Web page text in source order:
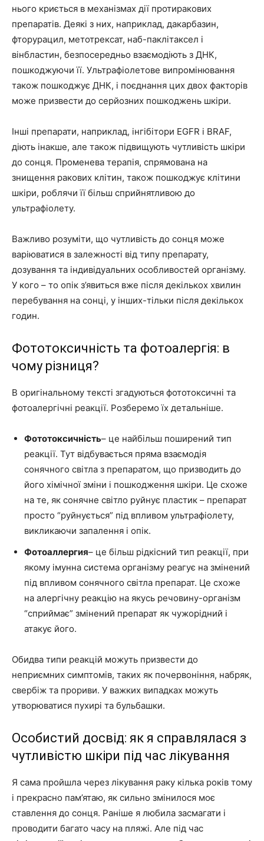
нього криється в механізмах дії протиракових
препаратів. Деякі з них, наприклад, дакарбазин,
фторурацил, метотрексат, наб-паклітаксел і
вінбластин, безпосередньо взаємодіють з ДНК,
пошкоджуючи її. Ультрафіолетове випромінювання
також пошкоджує ДНК, і поєднання цих двох факторів
може призвести до серйозних пошкоджень шкіри.
Інші препарати, наприклад, інгібітори EGFR і BRAF,
діють інакше, але також підвищують чутливість шкіри
до сонця. Променева терапія, спрямована на
знищення ракових клітин, також пошкоджує клітини
шкіри, роблячи її більш сприйнятливою до
ультрафіолету.
Важливо розуміти, що чутливість до сонця може
варіюватися в залежності від типу препарату,
дозування та індивідуальних особливостей організму.
У кого – то опік з’явиться вже після декількох хвилин
перебування на сонці, у інших-тільки після декількох
годин.
Фототоксичність та фотоалергія: в
чому різниця?
В оригінальному тексті згадуються фототоксичні та
фотоалергічні реакції. Розберемо їх детальніше.
Фототоксичність– це найбільш поширений тип
реакції. Тут відбувається пряма взаємодія
сонячного світла з препаратом, що призводить до
його хімічної зміни і пошкодження шкіри. Це схоже
на те, як сонячне світло руйнує пластик – препарат
просто “руйнується” під впливом ультрафіолету,
викликаючи запалення і опік.
Фотоаллергия– це більш рідкісний тип реакції, при
якому імунна система організму реагує на змінений
під впливом сонячного світла препарат. Це схоже
на алергічну реакцію на якусь речовину-організм
“сприймає” змінений препарат як чужорідний і
атакує його.
Обидва типи реакцій можуть призвести до
неприємних симптомів, таких як почервоніння, набряк,
свербіж та прориви. У важких випадках можуть
утворюватися пухирі та бульбашки.
Особистий досвід: як я справлялася з
чутливістю шкіри під час лікування
Я сама пройшла через лікування раку кілька років тому
і прекрасно пам’ятаю, як сильно змінилося моє
ставлення до сонця. Раніше я любила засмагати і
проводити багато часу на пляжі. Але під час